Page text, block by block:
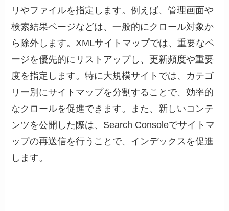
リやファイルを指定します。例えば、管理画面や
検索結果ページなどは、一般的にクロール対象か
ら除外します。XMLサイトマップでは、重要なペ
ージを優先的にリストアップし、更新頻度や重要
度を指定します。特に大規模サイトでは、カテゴ
リー別にサイトマップを分割することで、効率的
なクロールを促進できます。また、新しいコンテ
ンツを公開した際は、Search Consoleでサイトマ
ップの再送信を行うことで、インデックスを促進
します。